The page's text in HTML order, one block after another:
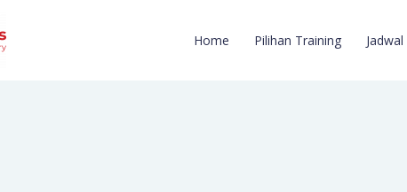
Home Pilihan Training